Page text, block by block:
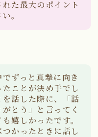
れた最大のポイント
。
ずっと真摯に向き
ことが決め手でし
を話した際に、「話
とう」と言ってく
嬉しかったです。
かったときに話し